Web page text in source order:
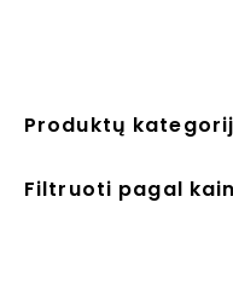
Produktų
Filtruoti pagal